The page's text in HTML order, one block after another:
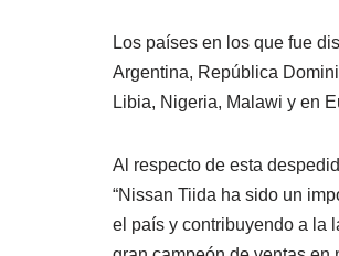
Los países en los que fue
Argentina, República
Libia, Nigeria, Malawi y en
Al respecto de esta
“Nissan Tiida ha sido un
el país y contribuyendo a la